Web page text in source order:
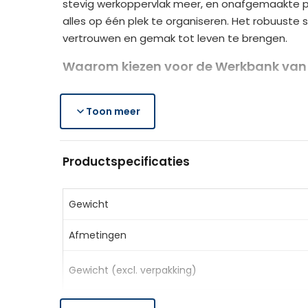
stevig werkoppervlak meer, en onafgemaakte
alles op één plek te organiseren. Het
vertrouwen en gemak tot leven te brengen.
Waarom kiezen voor de Werkbank van
Geïntegreerd opbergsysteem:
Veelzijdige organisatie:
Aanpasbare opbergruimte:
Grote werkoppervlakte:
Geschikt voor diverse ruimtes:
Materiaal:Staal, MDF
Toon meer
Productspecificaties
Gewicht
Afmetingen
Gewicht (excl. verpakking)